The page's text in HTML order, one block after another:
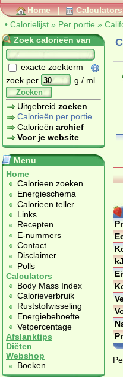
Home | Calculators
• Calorielijst » Per portie »
Zoek calorieën van
exacte zoekterm
zoek per
g / ml
Zoeken
Uitgebreid zoeken
Calorieën per portie
Calorieën archief
Voor je website
Menu
Home
Calorieen zoeken
Energieschema
Calorieen teller
Links
Recepten
E-nummers
Contact
Disclaimer
Polls
Calculators
Body Mass Index
Calorieverbruik
Ruststofwisseling
Energiebehoefte
Vetpercentage
Afslanktips
Diëten
Webshop
Boeken